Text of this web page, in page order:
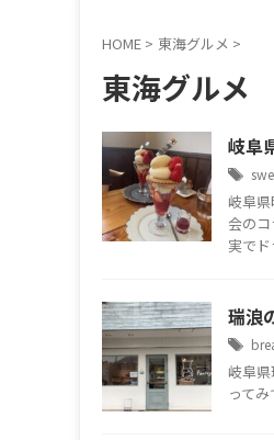
HOME > 東海グルメ >
東海グルメ
岐阜
岐阜
会の
実で
瑞浪
岐阜
ってみ